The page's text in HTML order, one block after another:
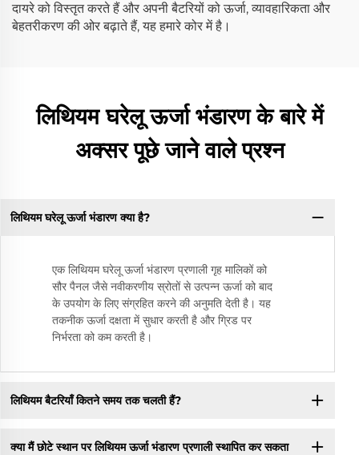
दायरे को विस्तृत करते हैं और अपनी बैटरियों को ऊर्जा, व्यावहारिकता और
बेहतरीकरण की ओर बढ़ाते हैं, यह हमारे कोर में है।
लिथियम घरेलू ऊर्जा भंडारण के बारे में
अक्सर पूछे जाने वाले प्रश्न
लिथियम घरेलू ऊर्जा भंडारण क्या है?
एक लिथियम घरेलू ऊर्जा भंडारण प्रणाली गृह मालिकों को
सौर पैनल जैसे नवीकरणीय स्रोतों से उत्पन्न ऊर्जा को बाद
के उपयोग के लिए संग्रहित करने की अनुमति देती है। यह
तकनीक ऊर्जा दक्षता में सुधार करती है और ग्रिड पर
निर्भरता को कम करती है।
लिथियम बैटरियाँ कितने समय तक चलती हैं?
क्या मैं छोटे स्थान पर लिथियम ऊर्जा भंडारण प्रणाली स्थापित कर सकता